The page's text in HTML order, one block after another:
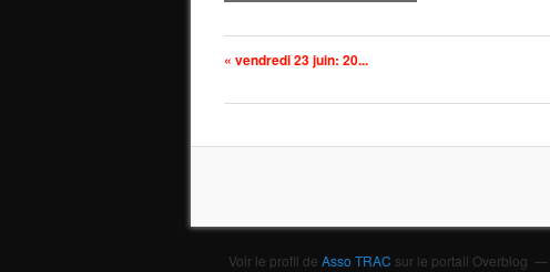
« vendredi 23 juin: 20...
Voir le profil de Asso TRAC sur le portail Overblog